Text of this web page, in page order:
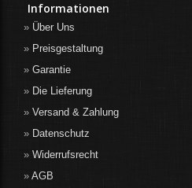
Informationen
Über Uns
Preisgestaltung
Garantie
Die Lieferung
Versand & Zahlung
Datenschutz
Widerrufsrecht
AGB